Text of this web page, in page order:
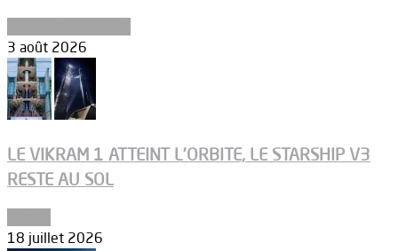
3 août 2026
LE VIKRAM 1 ATTEINT L’ORBITE, LE STARSHIP V3
RESTE AU SOL
18 juillet 2026